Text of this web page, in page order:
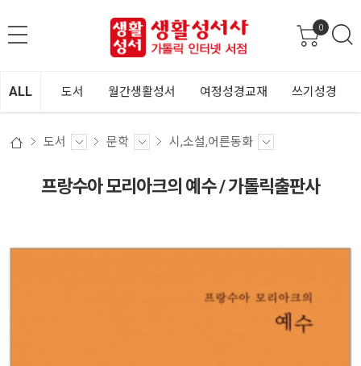
0
ALL 도서 월간생활성서 여정성경교재 쓰기성경
도서 문학 시,소설,어른동화
프랑수아 모리아크의 예수 / 가톨릭출판사